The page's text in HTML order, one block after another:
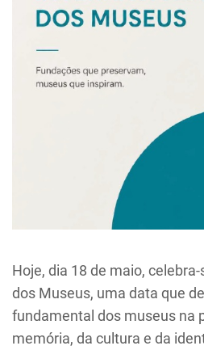
Hoje, dia 18 de maio, celebra-
dos Museus, uma data que
fundamental dos museus na
memória, da cultura e da